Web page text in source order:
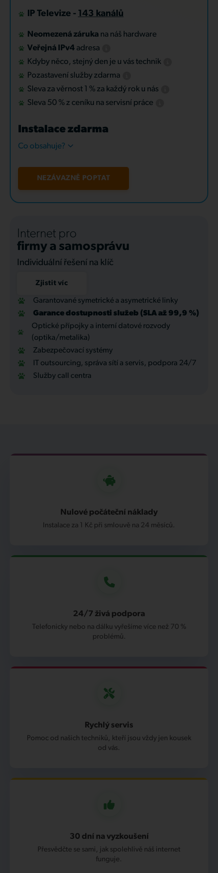
IP Televize - 143 kanálů
Neomezená záruka na náš hardware
Veřejná IPv4 adresa
Kdyby něco, stejný den je u vás technik
Pozastavení služby zdarma
Sleva za věrnost 1 % za každý rok u nás
Sleva 50 % z ceníku na servisní práce
Instalace zdarma
Co obsahuje?
NEZÁVAZNĚ POPTAT
Internet pro
firmy a samosprávu
Individuální řešení na klíč
Zjistit víc
Garantované symetrické a asymetrické linky
Garance dostupnosti služeb (SLA až 99,9 %)
Optické přípojky a interní datové rozvody
(optika/metalika)
Zabezpečovací systémy
IT outsourcing, správa sítí a servis, podpora 24/7
Služby call centra
Nulové počáteční náklady
Instalace za 1 Kč při smlouvě na 24 měsíců.
24/7 živá podpora
Telefonicky nebo na dálku vyřešíme více než 70 %
problémů.
Rychlý servis
Pomoc od našich techniků, kteří jsou vždy jen kousek
od vás.
30 dní na vyzkoušení
Přesvědčte se sami, jak spolehlivě náš internet
funguje.